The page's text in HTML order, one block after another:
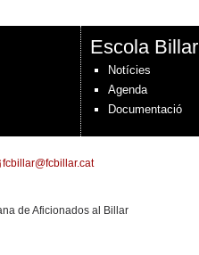
Escola Billar
Notícies
Agenda
Documentació
fcbillar@fcbillar.cat
de Aficionados al Billar